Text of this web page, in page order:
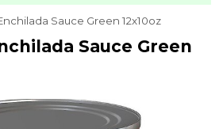
Sauce Green 12x10oz
Sauce Green